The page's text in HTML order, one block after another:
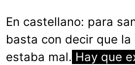
En castellano: para
basta con decir que la
estaba mal. Hay que